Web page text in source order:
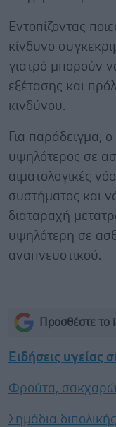
Εντοπίζοντας
κίνδυνο
γιατρό μπορούν
εξέτασης και
κινδύνου.
Για παράδειγμα,
υψηλότερος σε
αιματολογικές
συστήματος και
διαταραχή
υψηλότερη σε
αναπνευστικού.
Προσθέστε
Ειδήσεις υγείας
Φρούτα,
Σημάδια